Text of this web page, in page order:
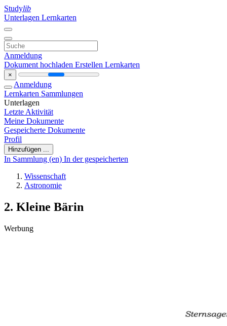
Studylib
Unterlagen Lernkarten
Anmeldung
Dokument hochladen Erstellen Lernkarten
×
Anmeldung
Lernkarten Sammlungen
Unterlagen
Letzte Aktivität
Meine Dokumente
Gespeicherte Dokumente
Profil
Hinzufügen ...
In Sammlung (en) In der gespeicherten
Wissenschaft
Astronomie
2. Kleine Bärin
Werbung